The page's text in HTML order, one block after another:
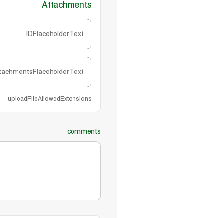
Attachments
IDPlaceholderText
uploadFileAllowedExtensions
comments